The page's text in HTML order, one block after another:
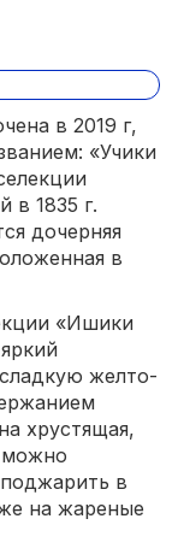
в 2019 г,
«Учики
в 1835 г.
дочерняя
в
«Ишики
желто-
хрустящая,
можно
в
на жареные